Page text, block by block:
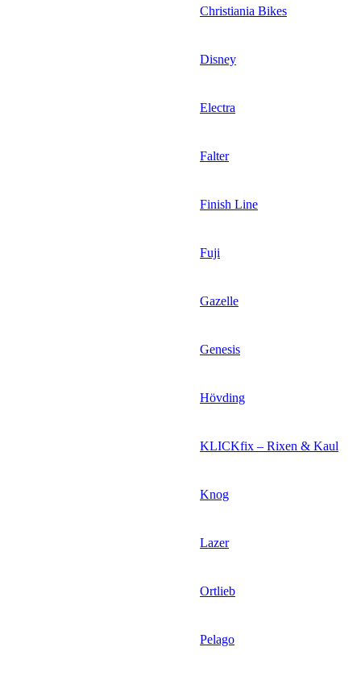
Christiania Bikes
Disney
Electra
Falter
Finish Line
Fuji
Gazelle
Genesis
Hövding
KLICKfix – Rixen & Kaul
Knog
Lazer
Ortlieb
Pelago